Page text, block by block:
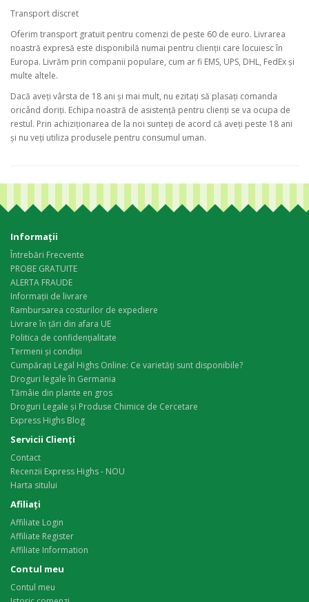
Transport discret
Oferim transport gratuit pentru comenzi de peste 60 de euro. Livrarea
noastră expresă este disponibilă numai pentru clienții care locuiesc în
Europa. Livrăm prin companii populare, cum ar fi EMS, UPS, DHL, FedEx și
multe altele.
Dacă aveți vârsta de 18 ani și mai mult, nu ezitați să plasați comanda
oricând doriți. Echipa noastră de asistență pentru clienți se va ocupa de
restul. Prin achiziționarea de la noi sunteți de acord că aveți peste 18 ani
și nu veți utiliza produsele pentru consumul uman.
Informaţii
Întrebări Frecvente
PROBE GRATUITE
ALERTA FRAUDE
Informații de livrare
Rambursarea costurilor de expediere
Livrare în țări din afara UE
Politica de confidențialitate
Termeni și condiții
Cumpărați Legal Highs Online: Ce varietăți sunt disponibile?
Droguri legale în Germania
Tămâie din plante en gros
Droguri Legale și Produse Chimice de Cercetare
Express Highs Blog
Servicii Clienţi
Contact
Recenzii Express Highs - NOU
Harta sitului
Afiliaţi
Affiliate Login
Affiliate Register
Affiliate Information
Contul meu
Contul meu